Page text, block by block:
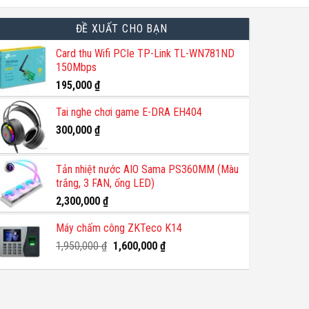
ĐỀ XUẤT CHO BẠN
Card thu Wifi PCIe TP-Link TL-WN781ND
150Mbps
195,000 ₫
Tai nghe chơi game E-DRA EH404
300,000 ₫
Tản nhiệt nước AIO Sama PS360MM (Màu
trắng, 3 FAN, ống LED)
2,300,000 ₫
Máy chấm công ZKTeco K14
1,950,000₫ Giá
1,600,000 ₫Giá